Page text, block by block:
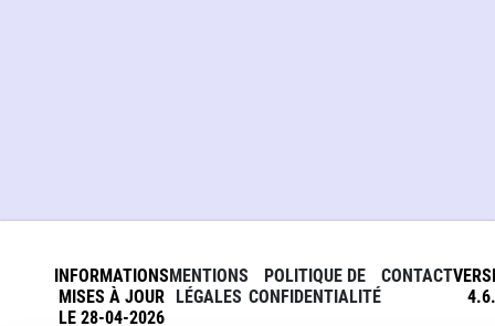
INFORMATIONS
MISES À JOUR
LE 28-04-2026
MENTIONS
LÉGALES
POLITIQUE DE
CONFIDENTIALITÉ
CONTACT